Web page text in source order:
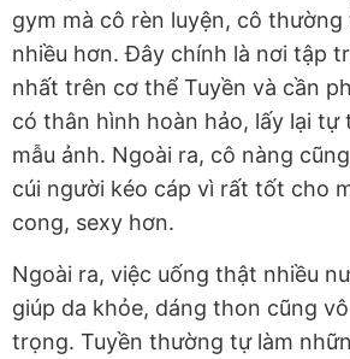
gym mà cô rèn luyện, cô thường
nhiều hơn. Đây chính là nơi tập
nhất trên cơ thể Tuyền và cần
có thân hình hoàn hảo, lấy lại
mẫu ảnh. Ngoài ra, cô nàng
cúi người kéo cáp vì rất tốt cho
cong, sexy hơn.
Ngoài ra, việc uống thật nhiều
giúp da khỏe, dáng thon cũng
trọng. Tuyền thường tự làm